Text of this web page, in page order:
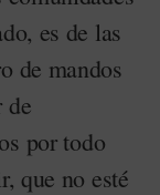
es de las
de mandos
de
por todo
que no esté